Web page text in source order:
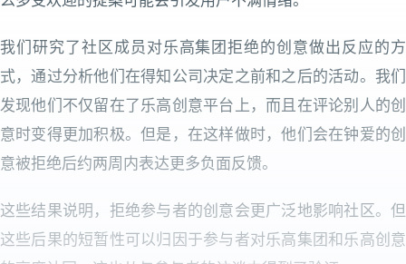
我们研究了社区成员对乐高集团拒绝的创意做出反应的方
式，通过分析他们在得知公司决定之前和之后的活动。我们
发现他们不仅留在了乐高创意平台上，而且在评论别人的创
意时变得更加积极。但是，在这样做时，他们会在钟爱的创
意被拒绝后约两周内表达更多负面反馈。
这些结果说明，拒绝参与者的创意会更广泛地影响社区。但
这些后果的短暂性可以归因于参与者对乐高集团和乐高创意